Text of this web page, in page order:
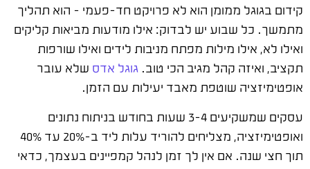
קידום בגוגל ממומן הוא לא פרויקט חד-פעמי – הוא תהליך
מתמשך. כל שבוע יש לבדוק: אילו מודעות מביאות קליקים
ואילו לא, אילו מילות מפתח מניבות לידים ואילו שורפות
תקציב, ואיזה קהל מגיב הכי טוב. גוגל אדס שלא עובר
אופטימיזציה שוטפת מאבד יעילות עם הזמן.
עסקים שמשקיעים 3-4 שעות בחודש בניתוח נתונים
ואופטימיזציה, מצליחים להוריד עלות ליד ב-20% עד 40%
תוך חצי שנה. אם אין לך זמן לנהל קמפיינים בעצמך, כדאי